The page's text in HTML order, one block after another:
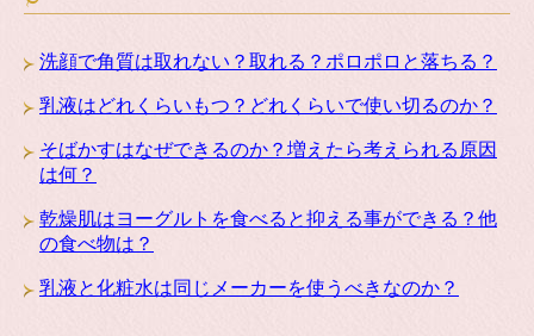
洗顔で角質は取れない？取れる？ポロポロと落ちる？
乳液はどれくらいもつ？どれくらいで使い切るのか？
そばかすはなぜできるのか？増えたら考えられる原因
は何？
乾燥肌はヨーグルトを食べると抑える事ができる？他
の食べ物は？
乳液と化粧水は同じメーカーを使うべきなのか？